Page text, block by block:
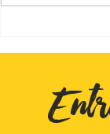
Cultural